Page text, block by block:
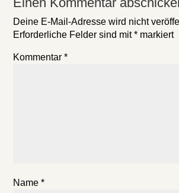
Deine E-Mail-Adresse wird nicht
Erforderliche Felder sind mit* markiert
Kommentar*
Name*